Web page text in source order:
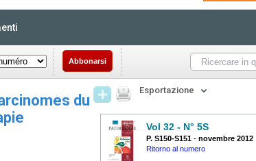
Abbonarsi
du
Esportazione
Vol 32 - N° 5S
P. S150-S151 - novembre 2012
Ritorno al numero